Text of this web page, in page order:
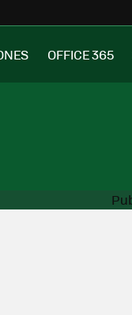
OFFICE 365